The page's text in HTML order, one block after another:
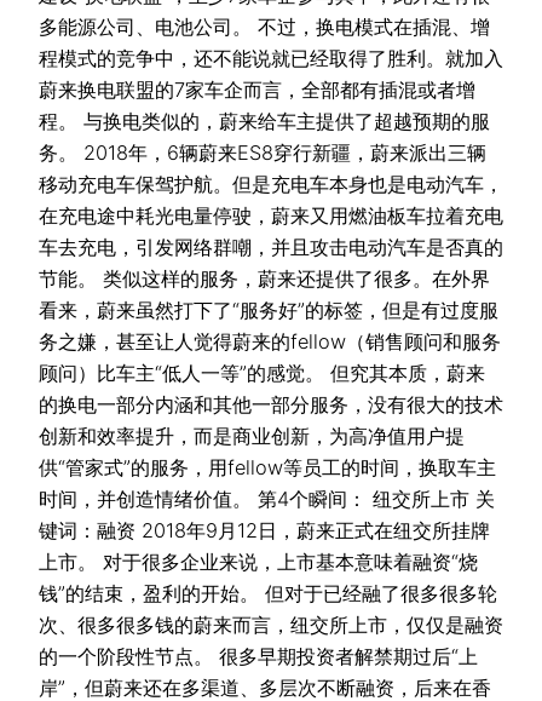
多能源公司、电池公司。 不过，换电模式在插混、增
程模式的竞争中，还不能说就已经取得了胜利。就加入
蔚来换电联盟的7家车企而言，全部都有插混或者增
程。 与换电类似的，蔚来给车主提供了超越预期的服
务。 2018年，6辆蔚来ES8穿行新疆，蔚来派出三辆
移动充电车保驾护航。但是充电车本身也是电动汽车，
在充电途中耗光电量停驶，蔚来又用燃油板车拉着充电
车去充电，引发网络群嘲，并且攻击电动汽车是否真的
节能。 类似这样的服务，蔚来还提供了很多。在外界
看来，蔚来虽然打下了“服务好”的标签，但是有过度服
务之嫌，甚至让人觉得蔚来的fellow（销售顾问和服务
顾问）比车主“低人一等”的感觉。 但究其本质，蔚来
的换电一部分内涵和其他一部分服务，没有很大的技术
创新和效率提升，而是商业创新，为高净值用户提
供“管家式”的服务，用fellow等员工的时间，换取车主
时间，并创造情绪价值。 第4个瞬间： 纽交所上市 关
键词：融资 2018年9月12日，蔚来正式在纽交所挂牌
上市。 对于很多企业来说，上市基本意味着融资“烧
钱”的结束，盈利的开始。 但对于已经融了很多很多轮
次、很多很多钱的蔚来而言，纽交所上市，仅仅是融资
的一个阶段性节点。 很多早期投资者解禁期过后“上
岸”，但蔚来还在多渠道、多层次不断融资，后来在香